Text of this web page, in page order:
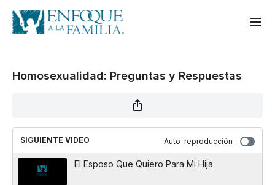
Homosexualidad: Preguntas y Respuestas
SIGUIENTE VIDEO Auto-reproducción
El Esposo Que Quiero Para Mi Hija